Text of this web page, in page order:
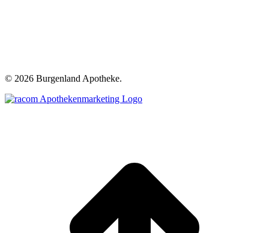
© 2026 Burgenland Apotheke.